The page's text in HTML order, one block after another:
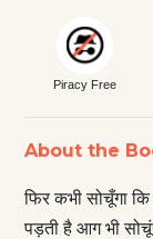
Piracy Free
About the
फिर कभी सोचूँगा
पड़ती है आग भी